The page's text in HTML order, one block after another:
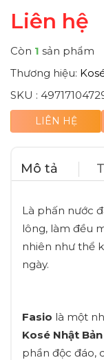
Liên hệ
Còn 1 sản phẩm
Thương hiệu:
SKU :
LIÊN HỆ
Mô tả
Là phấn nước
lông, làm đều
nhiên như thể
ngày.
Fasio là một
Kosé Nhật Bản
phần độc đáo,